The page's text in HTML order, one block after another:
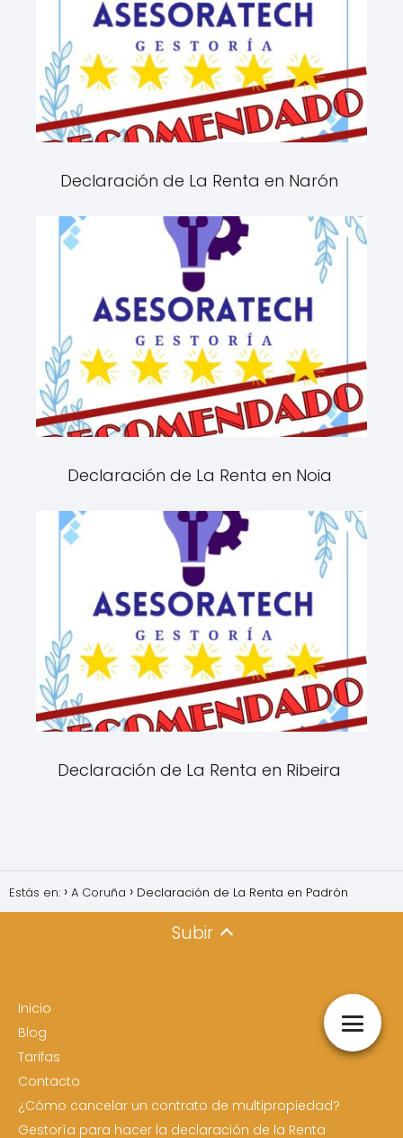
Declaración de La Renta en Narón
Declaración de La Renta en Noia
Declaración de La Renta en Ribeira
Estás en: A Coruña Declaración de La Renta en Padrón
Subir
Inicio
Blog
Tarifas
Contacto
¿Cómo cancelar un contrato de multipropiedad?
Gestoría para hacer la declaración de la Renta